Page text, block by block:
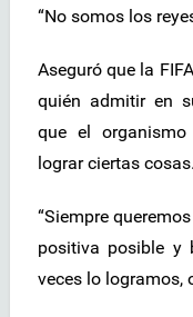
“No somos los
Aseguró que la
quién admitir en
que el organismo
lograr ciertas cosas.
“Siempre
positiva posible y
veces lo logramos,